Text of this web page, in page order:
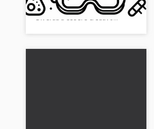
occhiali protettivi per scienziati!
Divertiti a essere creativo...